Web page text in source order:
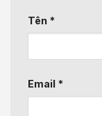
Tên *
Email *